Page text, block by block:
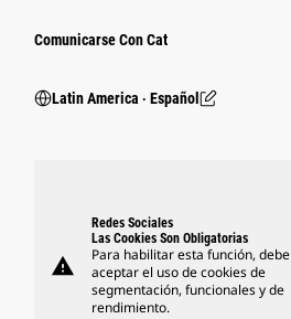
Comunicarse Con Cat
Latin America ‧ Español
warning
Redes Sociales
Las Cookies Son Obligatorias
Para habilitar esta función, debe
aceptar el uso de cookies de
segmentación, funcionales y de
rendimiento.